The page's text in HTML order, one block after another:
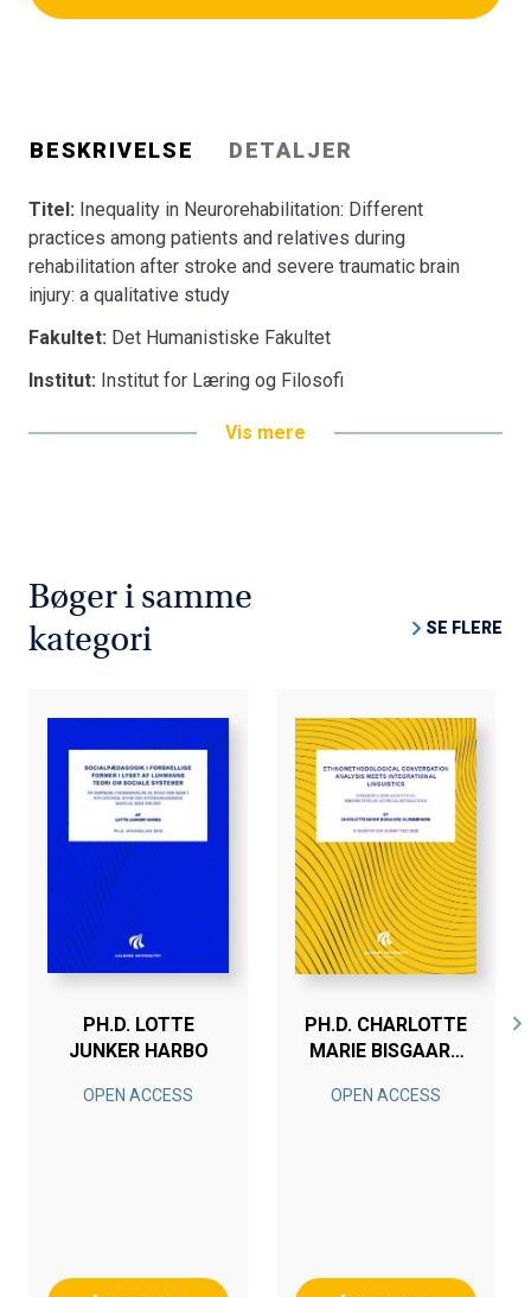
BESKRIVELSE DETALJER
Titel: Inequality in Neurorehabilitation: Different
practices among patients and relatives during
rehabilitation after stroke and severe traumatic brain
injury: a qualitative study
Fakultet: Det Humanistiske Fakultet
Institut: Institut for Læring og Filosofi
Vis mere
Bøger i samme
kategori
SE FLERE
PH.D. LOTTE
JUNKER HARBO
OPEN ACCESS
PH.D. CHARLOTTE
MARIE BISGAARD
OPEN ACCESS